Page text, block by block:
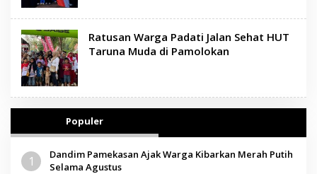
Ratusan Warga Padati Jalan Sehat HUT
Taruna Muda di Pamolokan
Populer
1
Dandim Pamekasan Ajak Warga Kibarkan Merah Putih
Selama Agustus